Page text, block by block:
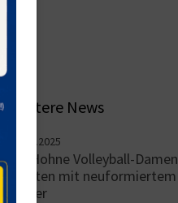
Weitere News
16.11.2025
TV Hohne Volleyball-Damen
starten mit neuformiertem
Kader